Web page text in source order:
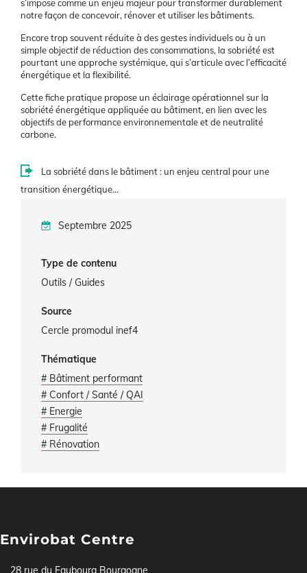
s’impose comme un enjeu majeur pour transformer durablement
notre façon de concevoir, rénover et utiliser les bâtiments.
Encore trop souvent réduite à des gestes individuels ou à un
simple objectif de réduction des consommations, la sobriété est
pourtant une approche systémique, qui s’articule avec l’efficacité
énergétique et la flexibilité.
Cette fiche pratique propose un éclairage opérationnel sur la
sobriété énergétique appliquée au bâtiment, en lien avec les
objectifs de performance environnementale et de neutralité
carbone.
La sobriété dans le bâtiment : un enjeu central pour une
transition énergétique…
Septembre 2025
Type de contenu
Outils / Guides
Source
Cercle promodul inef4
Thématique
# Bâtiment performant
# Confort / Santé / QAI
# Energie
# Frugalité
# Rénovation
Envirobat Centre
28 rue du Faubourg Bourgogne